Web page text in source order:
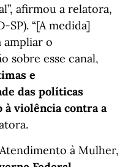
afirmou a relatora,
SP). “[A medida]
o
sobre esse canal,
e
das políticas
violência contra a
à Mulher,